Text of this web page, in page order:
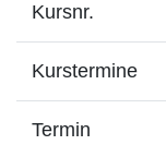
Kursnr.
Kurstermine
Termin